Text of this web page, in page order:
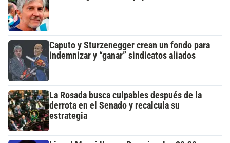
Caputo y Sturzenegger crean un fondo para
indemnizar y “ganar” sindicatos aliados
La Rosada busca culpables después de la
derrota en el Senado y recalcula su
estrategia